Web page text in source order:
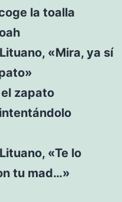
la toalla
«Mira, ya sí
zapato
«Te lo
tu mad…»